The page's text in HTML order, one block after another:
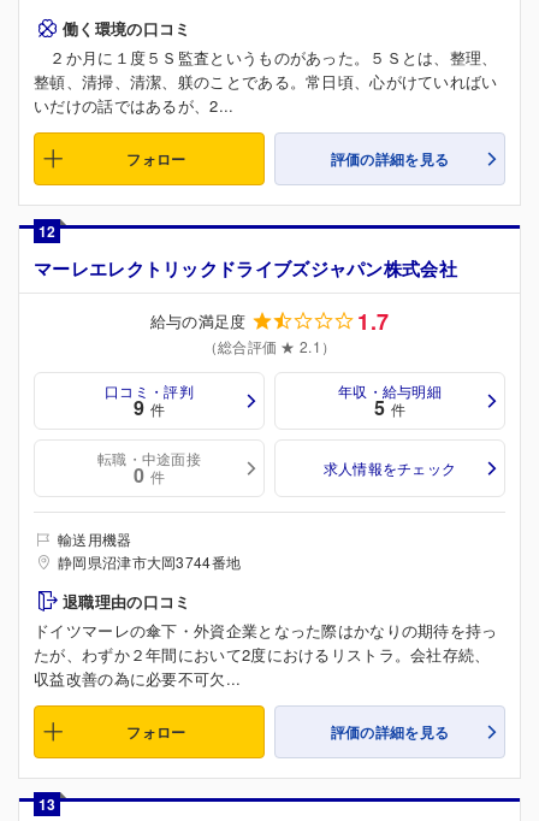
働く環境の口コミ
２か月に１度５Ｓ監査というものがあった。５Ｓとは、整理、
整頓、清掃、清潔、躾のことである。常日頃、心がけていればい
いだけの話ではあるが、2...
フォロー 評価の詳細を見る
12
マーレエレクトリックドライブズジャパン株式会社
給与の満足度 1.7
（総合評価 ★ 2.1）
口コミ・評判
9 件
年収・給与明細
5 件
転職・中途面接
0 件 求人情報をチェック
輸送用機器
静岡県沼津市大岡3744番地
退職理由の口コミ
ドイツマーレの傘下・外資企業となった際はかなりの期待を持っ
たが、わずか２年間において2度におけるリストラ。会社存続、
収益改善の為に必要不可欠...
フォロー 評価の詳細を見る
13